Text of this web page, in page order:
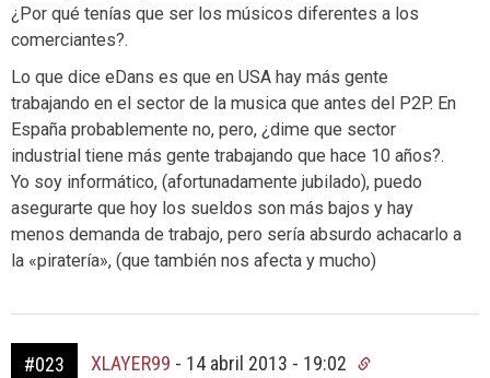
¿Por qué tenías que ser los músicos diferentes a los
comerciantes?.
Lo que dice eDans es que en USA hay más gente
trabajando en el sector de la musica que antes del P2P. En
España probablemente no, pero, ¿dime que sector
industrial tiene más gente trabajando que hace 10 años?.
Yo soy informático, (afortunadamente jubilado), puedo
asegurarte que hoy los sueldos son más bajos y hay
menos demanda de trabajo, pero sería absurdo achacarlo a
la «piratería», (que también nos afecta y mucho)
#023 XLAYER99 - 14 abril 2013 - 19:02